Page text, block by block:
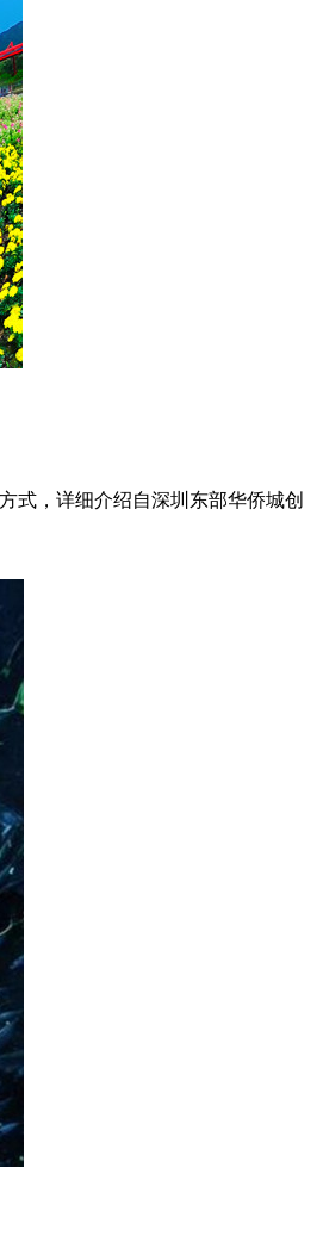
式，详细介绍自深圳东部华侨城创